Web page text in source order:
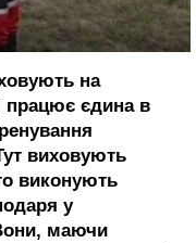
на
працює єдина в
виховують
виконують
у
маючи